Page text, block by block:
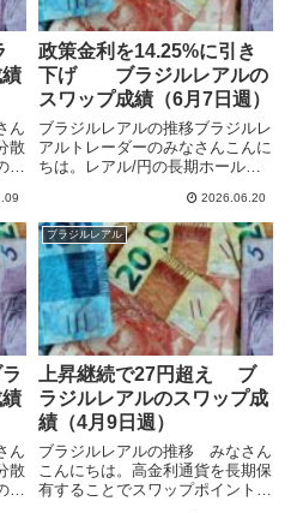
ん
散
運
ル
日
政策金利を14.25%に引き
下げ ブラジルレアルの
スワップ成績（6月7日週）
ブラジルレアルの推移ブラジルレ
アルトレーダーのみなさんこんに
ちは。レアル/円の長期ホールド
しています。2025年9月からレア
ル/円に加え、米ドル/レアルも保
有しています。ブラジル中銀は6
月17に政策金利を引き下...
2026.06.20
ん
散
運
ブラジルレアル
上昇継続で27円超え ブ
ラジルレアルのスワップ成
績（4月9日週）
ブラジルレアルの推移 みなさん
こんにちは。高金利通貨を長期保
有することでスワップポイント狙